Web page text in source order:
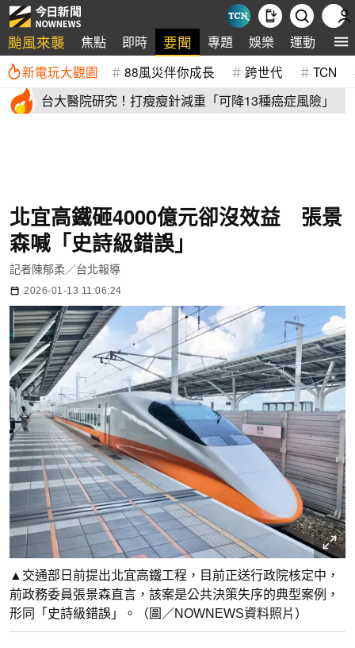
颱風來襲 焦點 即時 要聞 專題 娛樂 運動 全
新電玩大觀園 88風災伴你成長 跨世代 TCN
台大醫院研究！打瘦瘦針減重「可降13種癌症風險」
北宜高鐵砸4000億元卻沒效益 張景
森喊「史詩級錯誤」
記者陳郁柔／台北報導
2026-01-13 11:06:24
▲交通部日前提出北宜高鐵工程，目前正送行政院核定中，
前政務委員張景森直言，該案是公共決策失序的典型案例，
形同「史詩級錯誤」。（圖／NOWNEWS資料照片）